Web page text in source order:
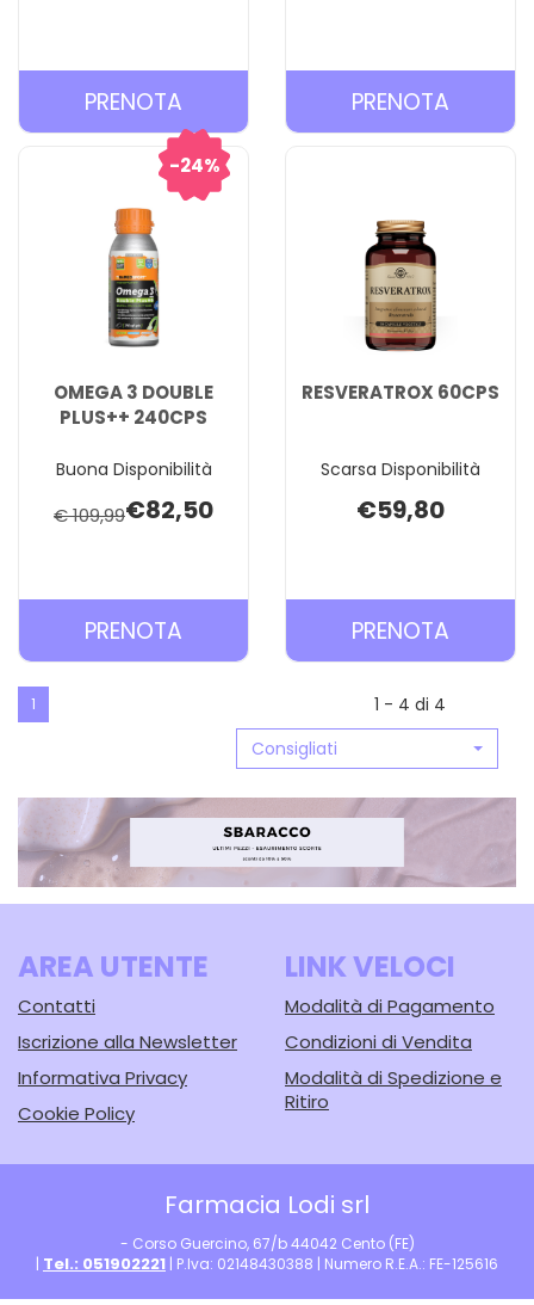
PRENOTA PRENOTA BIANCOSPINO
-
CONCENTRATO
TOTALE AL
PRENOTA
OMEGA 3 DOUBLE
PLUS++ 240CPS
Buona Disponibilità
24%
€ 109,99€82,50
PRENOTA PRENOTA OMEGA
3
PLUS++
240CPS AL
CARRELLO
RESVERATROX 60CPS
Scarsa Disponibilità
€59,80
PRENOTA
60CPS
1
1 - 4 di 4
Consigliati
AREA UTENTE
Contatti
Iscrizione alla Newsletter
Informativa Privacy
Cookie Policy
LINK VELOCI
Modalità di Pagamento
Condizioni di Vendita
Modalità di Spedizione e
Ritiro
Farmacia Lodi srl
- Corso Guercino, 67/b 44042 Cento (FE)
| Tel.: 051902221 | P.Iva: 02148430388 | Numero R.E.A.: FE-125616